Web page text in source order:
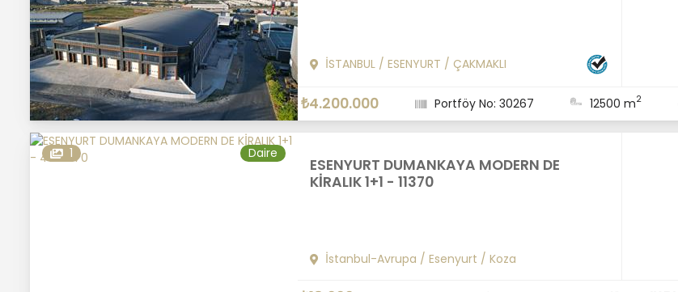
İSTANBUL/ ESENYURT / ÇAKMAKLI
₺4.200.000 Portföy No: 30267 12500 m2
1 Daire
ESENYURT DUMANKAYA MODERN DE
KİRALIK 1+1 - 11370
İstanbul-Avrupa / Esenyurt / Koza